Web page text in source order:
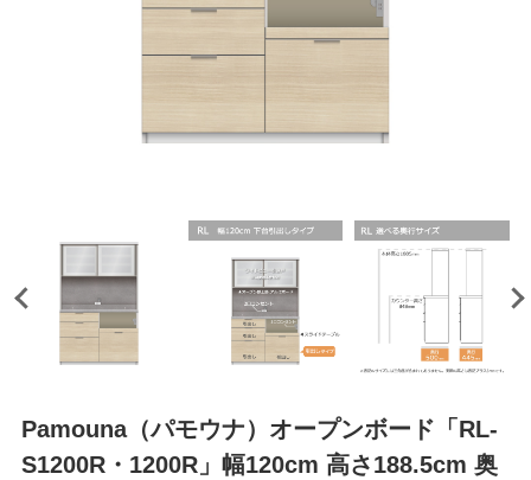
Pamouna（パモウナ）オープンボード「RL-
S1200R・1200R」幅120cm 高さ188.5cm 奥